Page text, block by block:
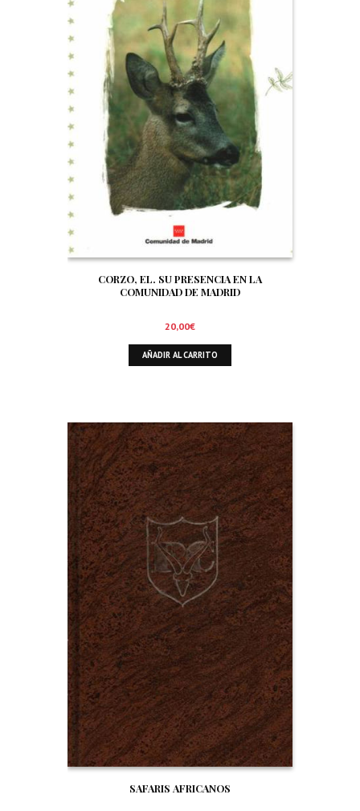
CORZO, EL. SU PRESENCIA EN LA
COMUNIDAD DE MADRID
20,00€
AÑADIR AL CARRITO
SAFARIS AFRICANOS